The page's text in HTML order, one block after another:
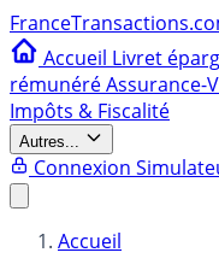
France
Accueil Livret
rémunéréAssurance-
Impôts & Fiscalité
Autres...
Connexion
Accueil